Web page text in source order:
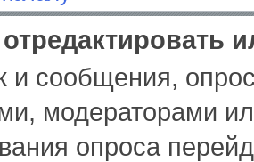
и сообщения,
модераторами
опроса